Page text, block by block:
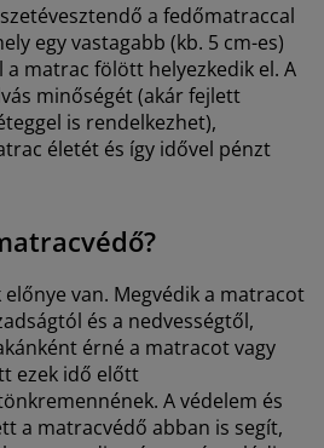
a fedőmatraccal
egy vastagabb (kb. 5 cm-es)
a matrac fölött helyezkedik el. A
minőségét (akár fejlett
is rendelkezhet),
életét és így idővel pénzt
előnye van. Megvédik a matracot
és a nedvességtől,
érné a matracot vagy
ezek idő előtt
A védelem és
a matracvédő abban is segít,